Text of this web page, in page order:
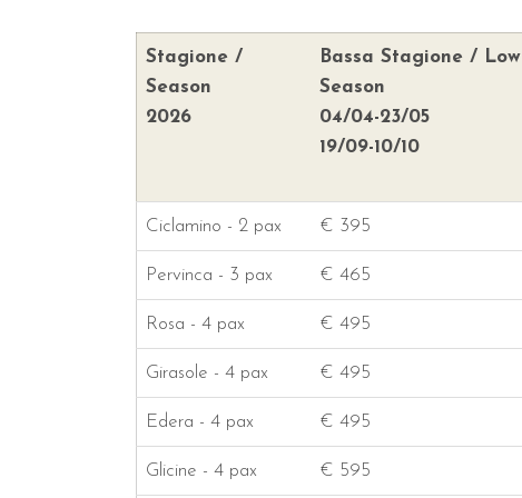
Stagione /
Season
2026
Bassa Stagione / Low
Season
04/04-23/05
19/09-10/10
Ciclamino - 2 pax € 395
Pervinca - 3 pax € 465
Rosa - 4 pax € 495
Girasole - 4 pax € 495
Edera - 4 pax € 495
Glicine - 4 pax € 595